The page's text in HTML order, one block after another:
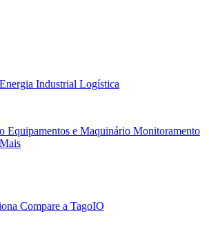
Energia Industrial Logística
Equipamentos e Maquinário Monitoramento
Mais
Compare a TagoIO